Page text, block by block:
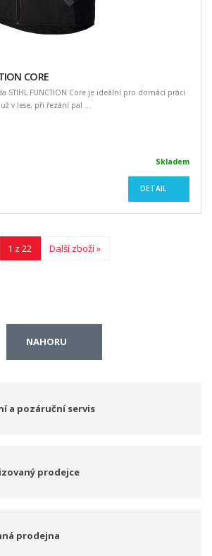
CORE
STIHL FUNCTION Core je ideální pro domácí práci
v lese, při řezání pal ...
Skladem
DETAIL
1 z 22 Další zboží »
NAHORU
a pozáruční servis
prodejce
prodejna